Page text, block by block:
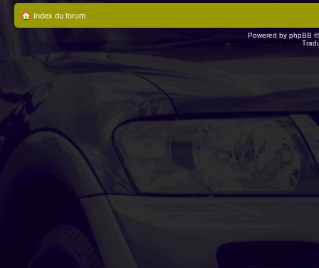
Index du forum
Powered by phpBB